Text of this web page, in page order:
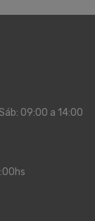
09:00 a 14:00